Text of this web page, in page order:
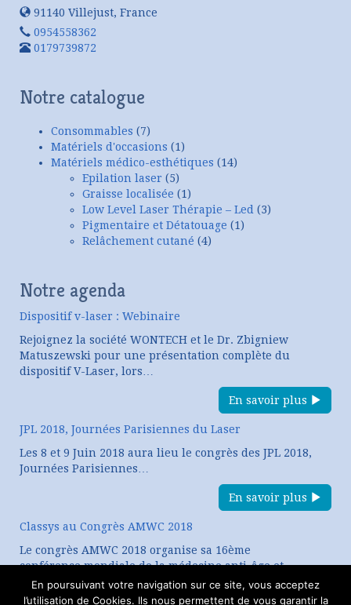
91140 Villejust, France
0954558362
0179739872
Notre catalogue
Consommables (7)
Matériels d'occasions (1)
Matériels médico-esthétiques (14)
Epilation laser (5)
Graisse localisée (1)
Low Level Laser Thérapie – Led (3)
Pigmentaire et Détatouage (1)
Relâchement cutané (4)
Notre agenda
Dispositif v-laser : Webinaire
Rejoignez la société WONTECH et le Dr. Zbigniew
Matuszewski pour une présentation complète du
dispositif V-Laser, lors…
En savoir plus
JPL 2018, Journées Parisiennes du Laser
Les 8 et 9 Juin 2018 aura lieu le congrès des JPL 2018,
Journées Parisiennes…
En savoir plus
Classys au Congrès AMWC 2018
Le congrès AMWC 2018 organise sa 16ème
conférence mondiale de la médecine anti-âge et
esthétique. CLASSYS, expert…
En poursuivant votre navigation sur ce site, vous acceptez
l’utilisation de Cookies. Ils nous permettent de vous garantir la